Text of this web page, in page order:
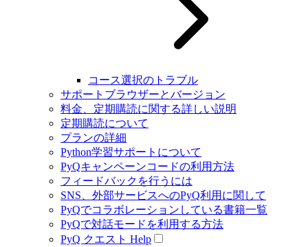
コース選択のトラブル
サポートブラウザーとバージョン
料金、定期購読に関する詳しい説明
定期購読について
プランの詳細
Python学習サポートについて
PyQキャンペーンコードの利用方法
フィードバックを行うには
SNS、外部サービスへのPyQ利用に関して
PyQでコラボレーションしている書籍一覧
PyQで対話モードを利用する方法
PyQ クエスト Help